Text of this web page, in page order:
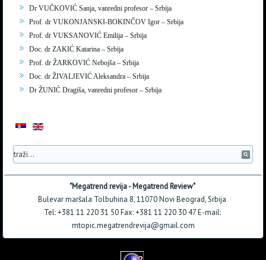
Dr VUČKOVIĆ Sanja, vanredni profesor – Srbija
Prof. dr VUKONJANSKI-BOKINČOV Igor – Srbija
Prof. dr VUKSANOVIĆ Emilija – Srbija
Doc. dr ZAKIĆ Katarina – Srbija
Prof. dr ŽARKOVIĆ Nebojša – Srbija
Doc. dr ŽIVALJEVIĆ Aleksandra – Srbija
Dr ŽUNIĆ Dragiša, vanredni profesor – Srbija
"Megatrend revija - Megatrend Review"
Bulevar maršala Tolbuhina 8, 11070 Novi Beograd, Srbija
Tel: +381 11 220 31 50 Fax: +381 11 220 30 47 E-mail:
mtopic.megatrendrevija@gmail.com